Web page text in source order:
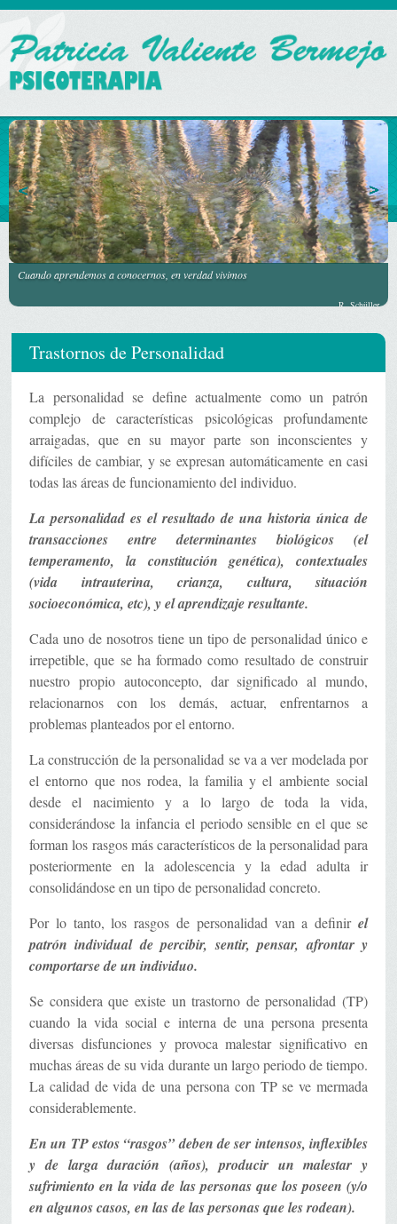
Cuando aprendemos a conocernos, en verdad vivimos
R. Schüller
Trastornos de Personalidad
La personalidad se define actualmente como un patrón
complejo de características psicológicas profundamente
arraigadas, que en su mayor parte son inconscientes y
difíciles de cambiar, y se expresan automáticamente en casi
todas las áreas de funcionamiento del individuo.
La personalidad es el resultado de una historia única de
transacciones entre determinantes biológicos (el
temperamento, la constitución genética), contextuales
(vida intrauterina, crianza, cultura, situación
socioeconómica, etc), y el aprendizaje resultante.
Cada uno de nosotros tiene un tipo de personalidad único e
irrepetible, que se ha formado como resultado de construir
nuestro propio autoconcepto, dar significado al mundo,
relacionarnos con los demás, actuar, enfrentarnos a
problemas planteados por el entorno.
La construcción de la personalidad se va a ver modelada por
el entorno que nos rodea, la familia y el ambiente social
desde el nacimiento y a lo largo de toda la vida,
considerándose la infancia el periodo sensible en el que se
forman los rasgos más característicos de la personalidad para
posteriormente en la adolescencia y la edad adulta ir
consolidándose en un tipo de personalidad concreto.
Por lo tanto, los rasgos de personalidad van a definirel
patrón individual de percibir, sentir, pensar, afrontar y
comportarse de un individuo.
Se considera que existe un trastorno de personalidad (TP)
cuando la vida social e interna de una persona presenta
diversas disfunciones y provoca malestar significativo en
muchas áreas de su vida durante un largo periodo de tiempo.
La calidad de vida de una persona con TP se ve mermada
considerablemente.
En un TP estos “rasgos” deben de ser intensos, inflexibles
y de larga duración (años), producir un malestar y
sufrimiento en la vida de las personas que los poseen (y/o
en algunos casos, en las de las personas que les rodean).